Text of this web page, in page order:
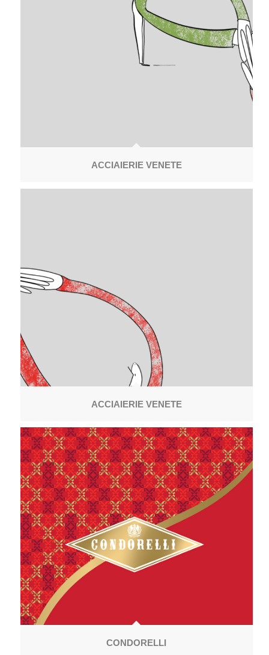
ACCIAIERIE VENETE
ACCIAIERIE VENETE
CONDORELLI